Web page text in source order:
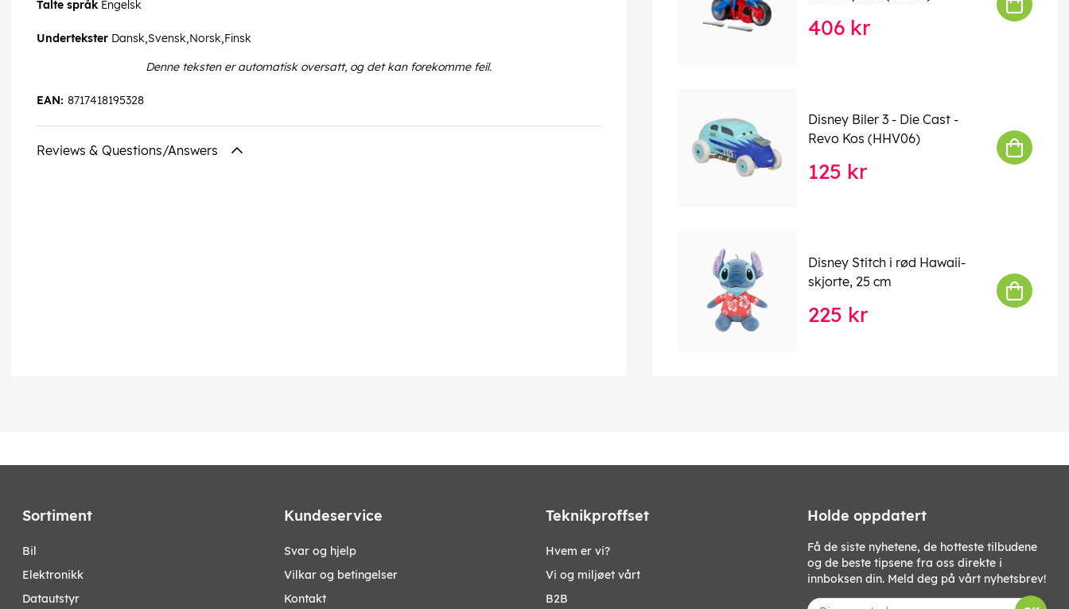
Talte språk Engelsk
Undertekster Dansk,Svensk,Norsk,Finsk
Denne teksten er automatisk oversatt, og det kan forekomme feil.
8717418195328
EAN:
Reviews & Questions/Answers
406 kr
Disney Biler 3 - Die Cast -
Revo Kos (HHV06)
125 kr
Disney Stitch i rød Hawaii-
skjorte, 25 cm
225 kr
Sortiment
bil
elektronikk
datautstyr
Kundeservice
Svar og hjelp
Vilkar og betingelser
Kontakt
Teknikproffset
Hvem er vi?
Vi og miljøet vårt
B2B
Holde oppdatert
Få de siste nyhetene, de hotteste tilbudene
og de beste tipsene fra oss direkte i
innboksen din. Meld deg på vårt nyhetsbrev!